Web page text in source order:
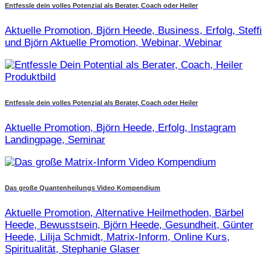
Entfessle dein volles Potenzial als Berater, Coach oder Heiler
Aktuelle Promotion, Björn Heede, Business, Erfolg, Steffi
und Björn Aktuelle Promotion, Webinar, Webinar
Entfessle dein volles Potenzial als Berater, Coach oder Heiler
Aktuelle Promotion, Björn Heede, Erfolg, Instagram
Landingpage, Seminar
Das große Quantenheilungs Video Kompendium
Aktuelle Promotion, Alternative Heilmethoden, Bärbel
Heede, Bewusstsein, Björn Heede, Gesundheit, Günter
Heede, Lilija Schmidt, Matrix-Inform, Online Kurs,
Spiritualität, Stephanie Glaser